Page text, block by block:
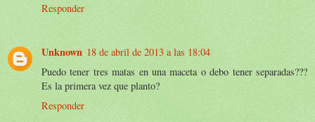
Responder
Unknown 18 de abril de 2013 a las 18:04
Puedo tener tres matas en una maceta o debo tener separadas???
Es la primera vez que planto?
Responder